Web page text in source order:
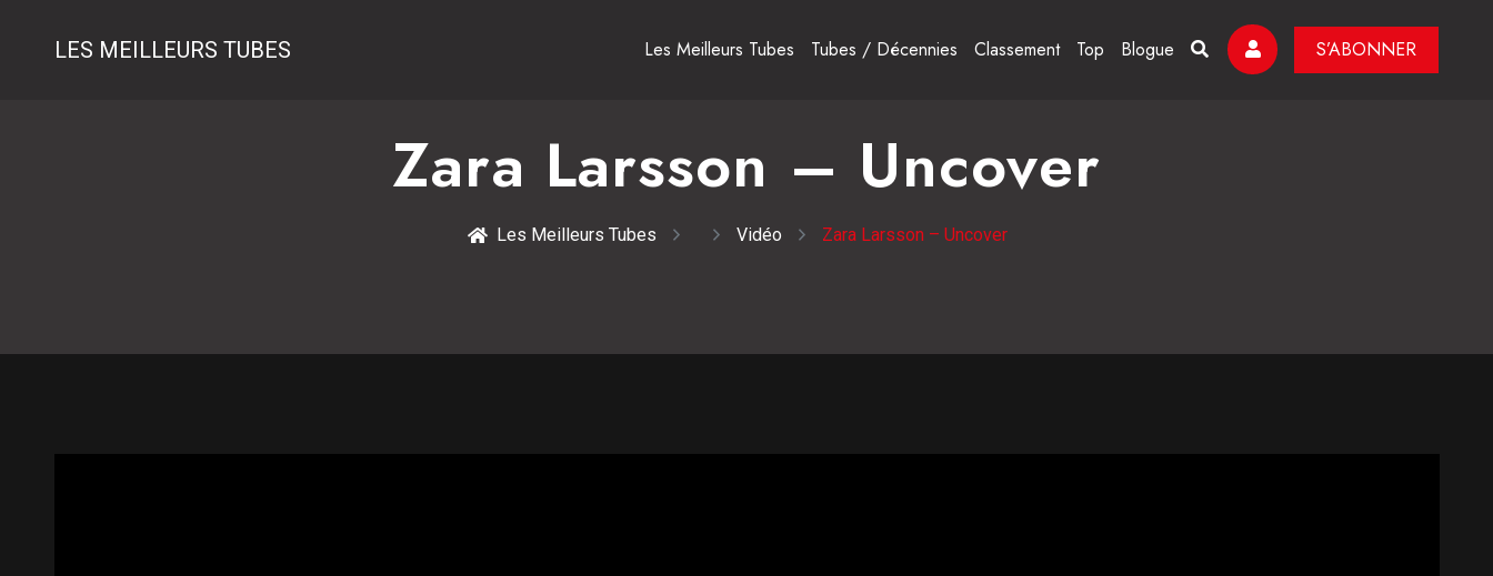
LES MEILLEURS TUBES Les Meilleurs Tubes Tubes / Décennies Classement Top Blogue S’ABONNER
Zara Larsson – Uncover
Les Meilleurs Tubes Vidéo Zara Larsson – Uncover